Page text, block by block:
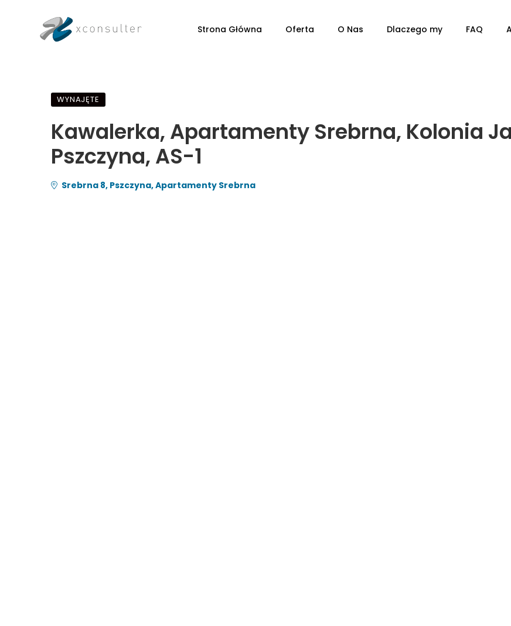
Strona Główna Oferta O Nas Dlaczego my FAQ
WYNAJĘTE
Kawalerka, Apartamenty Srebrna, Kolonia
Pszczyna, AS-1
Srebrna 8, Pszczyna, Apartamenty Srebrna